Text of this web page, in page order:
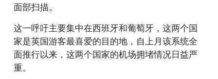
面部扫描。
这一呼吁主要集中在西班牙和葡萄牙，这两个国
家是英国游客最喜爱的目的地，自上月该系统全
面推行以来，这两个国家的机场拥堵情况日益严
重。